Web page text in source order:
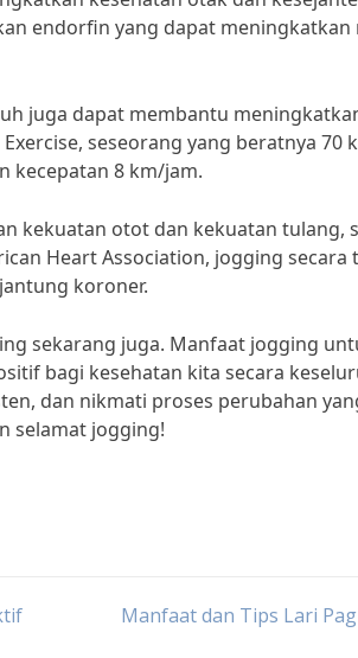
endorfin yang dapat
juga dapat membantu
seseorang yang beratnya 70
kecepatan 8 km/jam.
kekuatan otot dan kekuatan tulang,
Heart Association, jogging secara
koroner.
sekarang juga. Manfaat jogging
bagi kesehatan kita secara
dan nikmati proses perubahan
selamat jogging!
Manfaat dan Tips Lari